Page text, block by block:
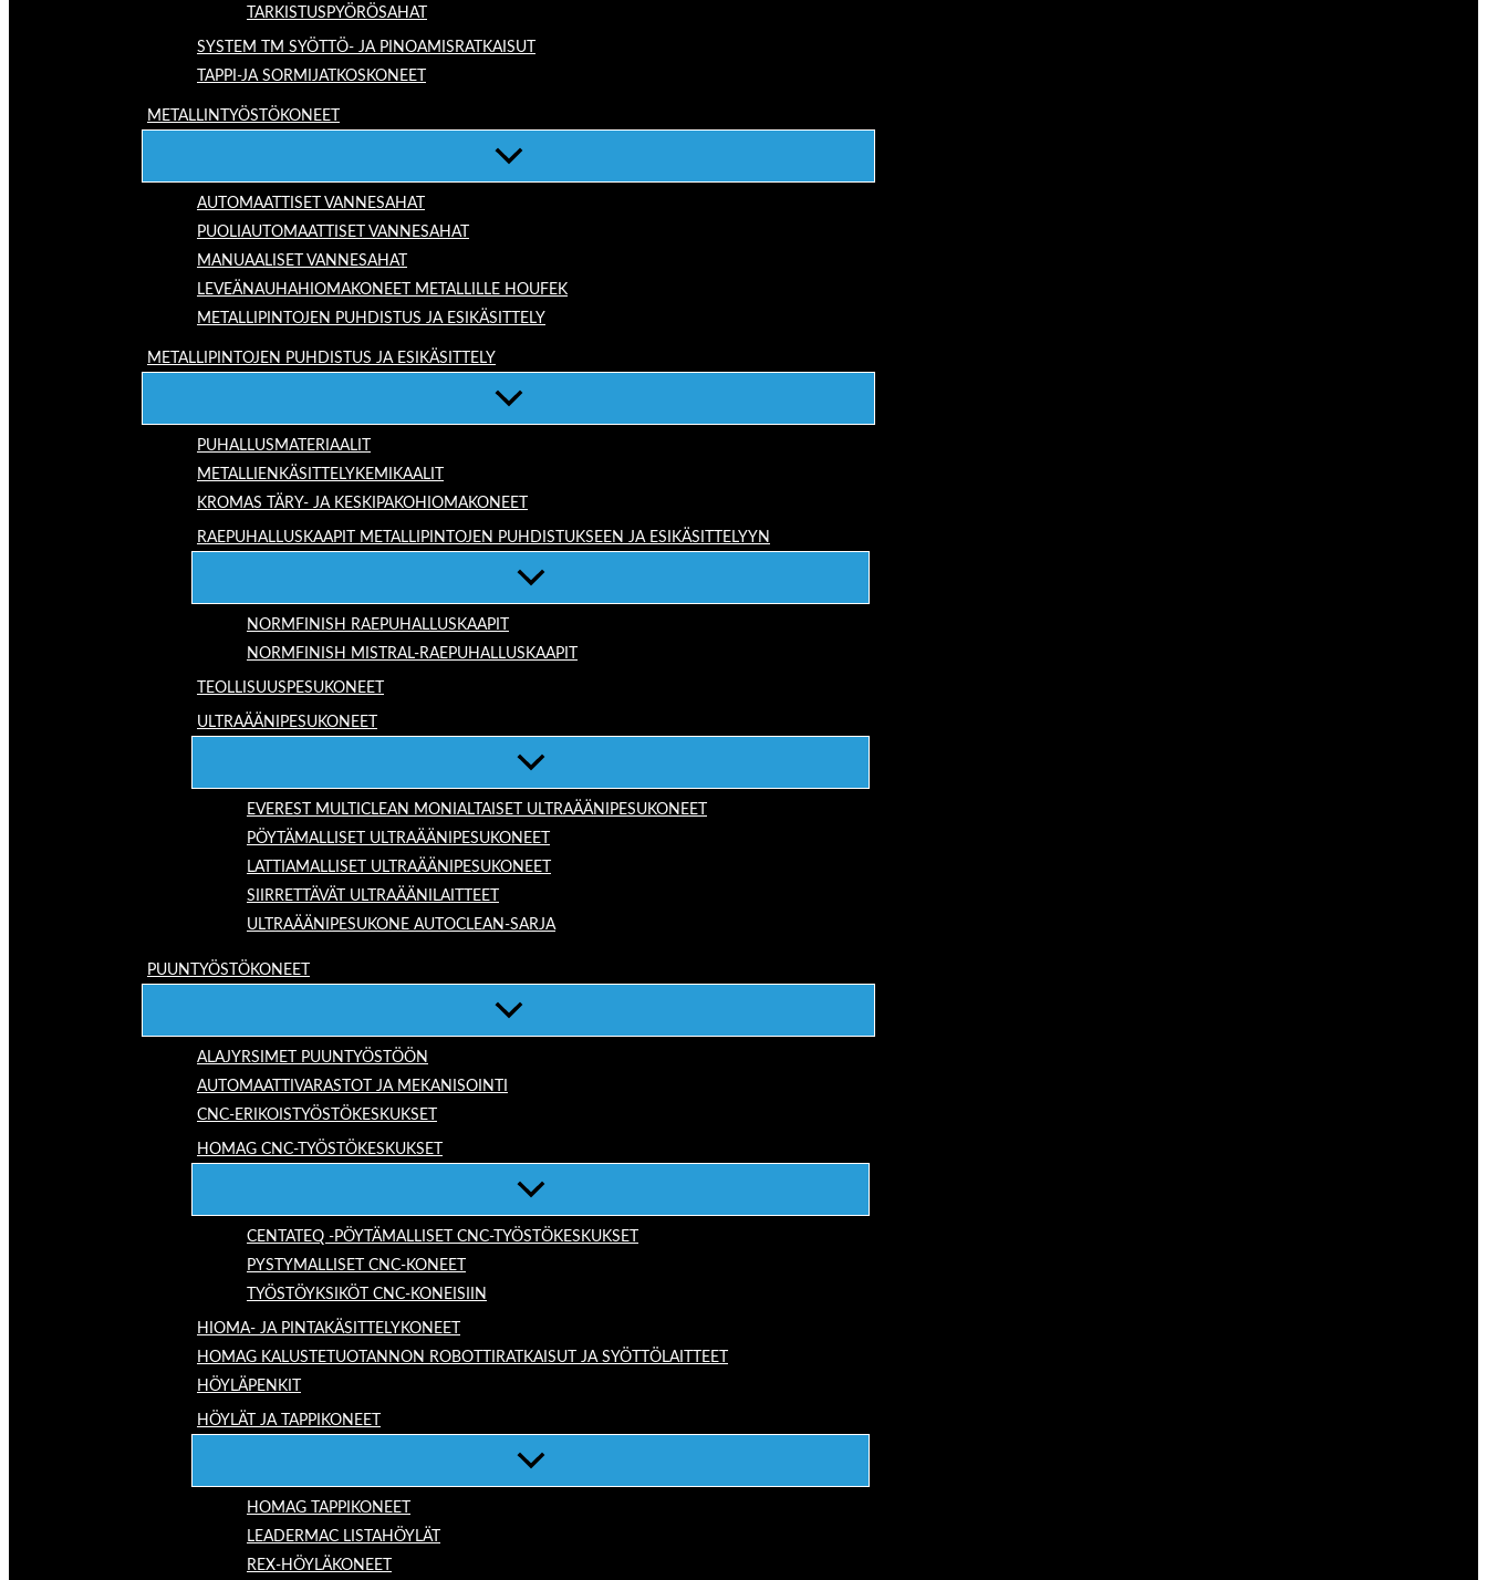
TARKISTUSPYÖRÖSAHAT
SYSTEM TM SYÖTTÖ- JA PINOAMISRATKAISUT
TAPPI-JA SORMIJATKOSKONEET
METALLINTYÖSTÖKONEET
AUTOMAATTISET VANNESAHAT
PUOLIAUTOMAATTISET VANNESAHAT
MANUAALISET VANNESAHAT
LEVEÄNAUHAHIOMAKONEET METALLILLE HOUFEK
METALLIPINTOJEN PUHDISTUS JA ESIKÄSITTELY
METALLIPINTOJEN PUHDISTUS JA ESIKÄSITTELY
PUHALLUSMATERIAALIT
METALLIENKÄSITTELYKEMIKAALIT
KROMAS TÄRY- JA KESKIPAKOHIOMAKONEET
RAEPUHALLUSKAAPIT METALLIPINTOJEN PUHDISTUKSEEN JA ESIKÄSITTELYYN
NORMFINISH RAEPUHALLUSKAAPIT
NORMFINISH MISTRAL-RAEPUHALLUSKAAPIT
TEOLLISUUSPESUKONEET
ULTRAÄÄNIPESUKONEET
EVEREST MULTICLEAN MONIALTAISET ULTRAÄÄNIPESUKONEET
PÖYTÄMALLISET ULTRAÄÄNIPESUKONEET
LATTIAMALLISET ULTRAÄÄNIPESUKONEET
SIIRRETTÄVÄT ULTRAÄÄNILAITTEET
ULTRAÄÄNIPESUKONE AUTOCLEAN-SARJA
PUUNTYÖSTÖKONEET
ALAJYRSIMET PUUNTYÖSTÖÖN
AUTOMAATTIVARASTOT JA MEKANISOINTI
CNC-ERIKOISTYÖSTÖKESKUKSET
HOMAG CNC-TYÖSTÖKESKUKSET
CENTATEQ -PÖYTÄMALLISET CNC-TYÖSTÖKESKUKSET
PYSTYMALLISET CNC-KONEET
TYÖSTÖYKSIKÖT CNC-KONEISIIN
HIOMA- JA PINTAKÄSITTELYKONEET
HOMAG KALUSTETUOTANNON ROBOTTIRATKAISUT JA SYÖTTÖLAITTEET
HÖYLÄPENKIT
HÖYLÄT JA TAPPIKONEET
HOMAG TAPPIKONEET
LEADERMAC LISTAHÖYLÄT
REX-HÖYLÄKONEET